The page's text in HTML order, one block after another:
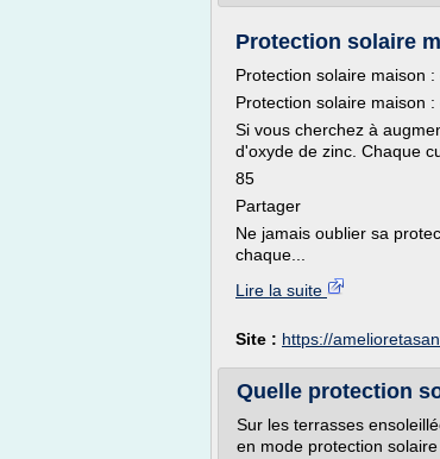
Protection solaire
Protection solaire maison
Protection solaire maison
Si vous cherchez à
d'oxyde de zinc. Chaque
85
Partager
Ne jamais oublier sa
chaque...
Lire la suite
Site : https://
Quelle protection
Sur les terrasses
en mode protection